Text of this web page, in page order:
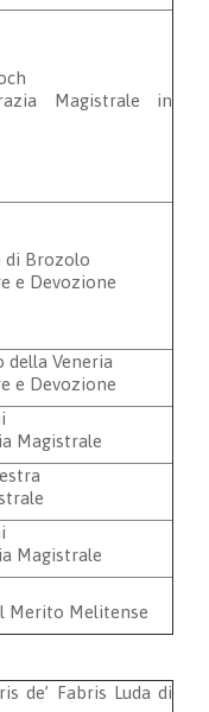
Magistrale in
di Brozolo
e Devozione
della Veneria
e Devozione
Magistrale
Magistrale
Merito Melitense
de’ Fabris Luda di